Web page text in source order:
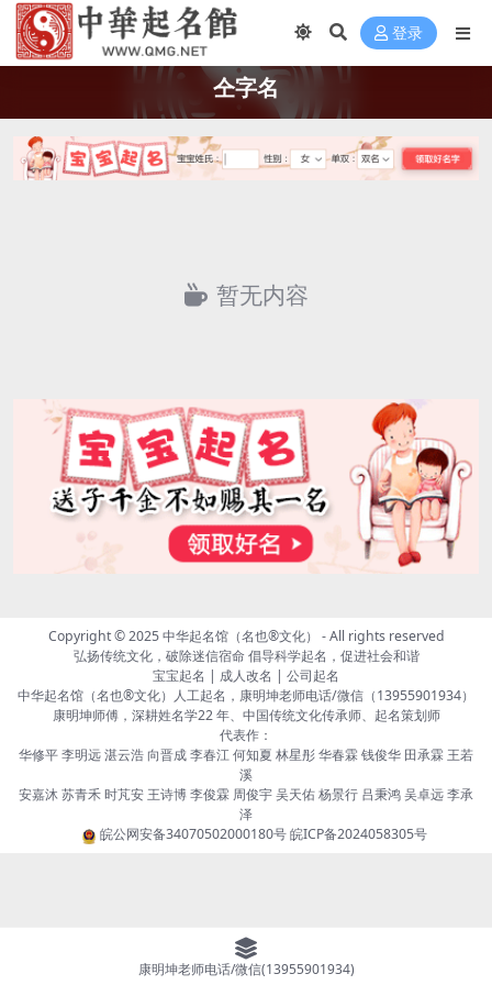
登录
仝字名
暂无内容
Copyright © 2025中华起名馆（名也®文化） - All rights reserved
弘扬传统文化，破除迷信宿命 倡导科学起名，促进社会和谐
宝宝起名 | 成人改名 | 公司起名
中华起名馆（名也®文化）人工起名，康明坤老师电话/微信（13955901934）
康明坤师傅，深耕姓名学22 年、中国传统文化传承师、起名策划师
代表作：
华修平 李明远 湛云浩 向晋成 李春江 何知夏 林星彤 华春霖 钱俊华 田承霖 王若
溪
安嘉沐 苏青禾 时芃安 王诗博 李俊霖 周俊宇 吴天佑 杨景行 吕秉鸿 吴卓远 李承
泽
皖公网安备34070502000180号皖ICP备2024058305号
康明坤老师电话/微信(13955901934)